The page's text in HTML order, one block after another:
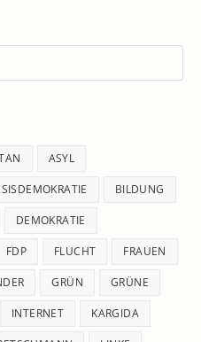
ASYL
BILDUNG
DEMOKRATIE
FDP FLUCHT FRAUEN
GRÜN GRÜNE
INTERNET KARGIDA